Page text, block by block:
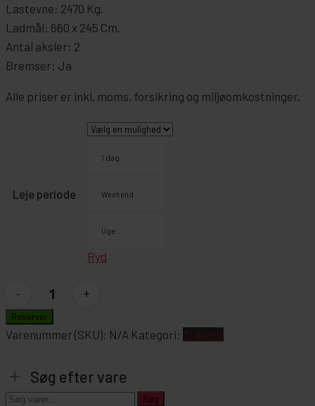
Lastevne: 2470 Kg.
Ladmål: 660 x 245 Cm.
Antal aksler: 2
Bremser: Ja
Alle priser er inkl. moms, forsikring og miljøomkostninger.
Leje periode
1 dag
Weekend
Uge
Ryd
Stor
ladtrailer
antal
Reserver
Varenummer (SKU): N/A Kategori: Trailere
Søg efter vare
Søg Søg